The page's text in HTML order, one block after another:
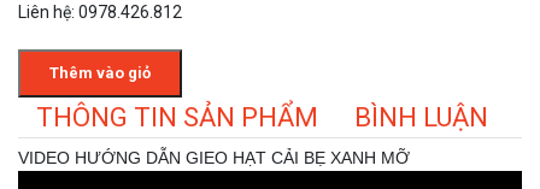
Liên hệ: 0978.426.812
Thêm vào giỏ
THÔNG TIN SẢN PHẨM BÌNH LUẬN
VIDEO HƯỚNG DẪN GIEO HẠT CẢI BẸ XANH MỠ